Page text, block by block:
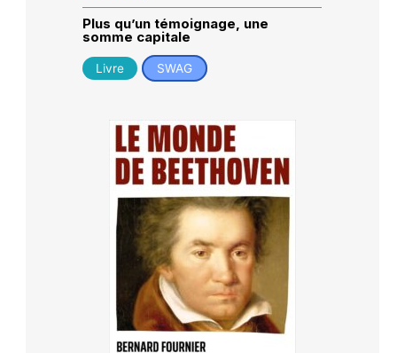
Plus qu’un témoignage, une
somme capitale
Livre SWAG